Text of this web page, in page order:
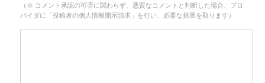
（※ コメント承認の可否に関わらず、悪質なコメントと判断した場合、プロ
バイダに「投稿者の個人情報開示請求」を行い、必要な措置を取ります）